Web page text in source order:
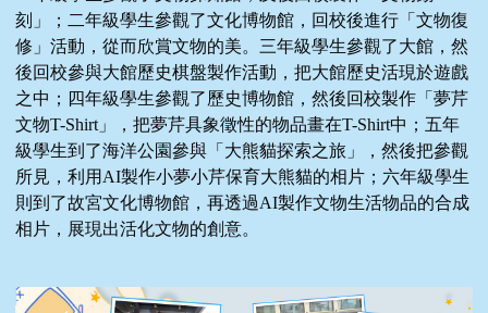
刻」；二年級學生參觀了文化博物館，回校後進行「文物復
修」活動，從而欣賞文物的美。三年級學生參觀了大館，然
後回校參與大館歷史棋盤製作活動，把大館歷史活現於遊戲
之中；四年級學生參觀了歷史博物館，然後回校製作「夢芹
文物T-Shirt」，把夢芹具象徵性的物品畫在T-Shirt中；五年
級學生到了海洋公園參與「大熊貓探索之旅」，然後把參觀
所見，利用AI製作小夢小芹保育大熊貓的相片；六年級學生
則到了故宮文化博物館，再透過AI製作文物生活物品的合成
相片，展現出活化文物的創意。